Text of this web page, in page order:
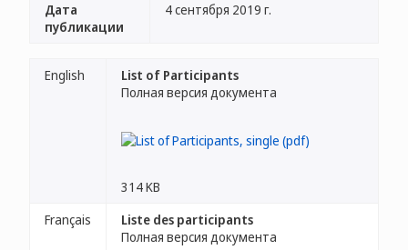
Дата
публикации
4 сентября 2019 г.
English
List of Participants
Полная версия документа
314 KB
Français
Liste des participants
Полная версия документа